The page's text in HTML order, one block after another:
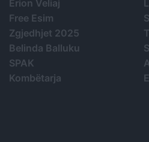
Erion Veliaj
Free Esim
Zgjedhjet 2025
Belinda Balluku
SPAK
Kombëtarja